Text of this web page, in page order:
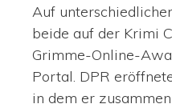
Auf
beide auf der Krimi
Grimme-Online-
Portal. DPR
in dem er